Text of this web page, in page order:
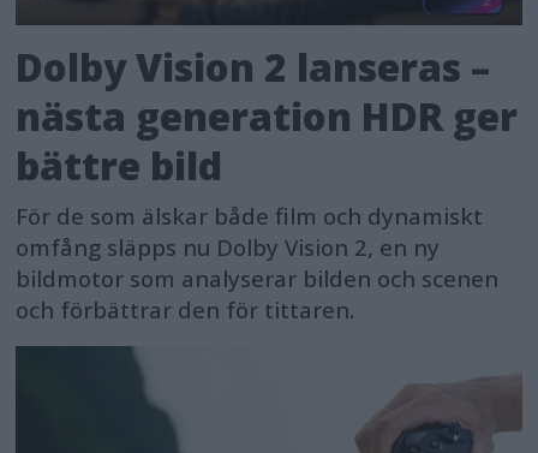
Dolby Vision 2 lanseras –
nästa generation HDR ger
bättre bild
För de som älskar både film och dynamiskt
omfång släpps nu Dolby Vision 2, en ny
bildmotor som analyserar bilden och scenen
och förbättrar den för tittaren.